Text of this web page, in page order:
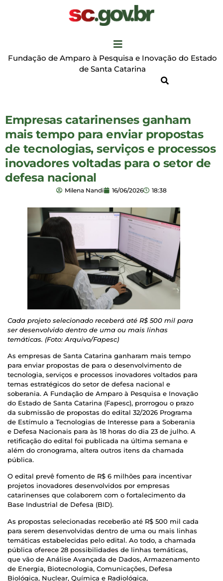
Fundação de Amparo à Pesquisa e Inovação do Estado
de Santa Catarina
Empresas catarinenses ganham
mais tempo para enviar propostas
de tecnologias, serviços e processos
inovadores voltadas para o setor de
defesa nacional
Milena Nandi 16/06/2026 18:38
Cada projeto selecionado receberá até R$ 500 mil para
ser desenvolvido dentro de uma ou mais linhas
temáticas. (Foto: Arquivo/Fapesc)
As empresas de Santa Catarina ganharam mais tempo
para enviar propostas de para o desenvolvimento de
tecnologia, serviços e processos inovadores voltados para
temas estratégicos do setor de defesa nacional e
soberania. A Fundação de Amparo à Pesquisa e Inovação
do Estado de Santa Catarina (Fapesc), prorrogou o prazo
da submissão de propostas do edital 32/2026 Programa
de Estímulo a Tecnologias de Interesse para a Soberania
e Defesa Nacionais para às 18 horas do dia 23 de julho. A
retificação do edital foi publicada na última semana e
além do cronograma, altera outros itens da chamada
pública.
O edital prevê fomento de R$ 6 milhões para incentivar
projetos inovadores desenvolvidos por empresas
catarinenses que colaborem com o fortalecimento da
Base Industrial de Defesa (BID).
As propostas selecionadas receberão até R$ 500 mil cada
para serem desenvolvidas dentro de uma ou mais linhas
temáticas estabelecidas pelo edital. Ao todo, a chamada
pública oferece 28 possibilidades de linhas temáticas,
que vão de Análise Avançada de Dados, Armazenamento
de Energia, Biotecnologia, Comunicações, Defesa
Biológica, Nuclear, Química e Radiológica,